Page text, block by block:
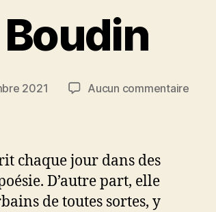
2021 Aucun commentairesur
chaque jour dans des
D’autre part, elle
de toutes sortes, y